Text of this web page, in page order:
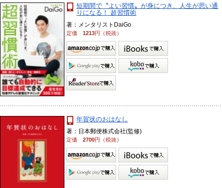
短期間で〝よい習慣〟が身につき、人生が思い通
りになる！ 超習慣術
著：メンタリストDaiGo
定価1213円（税抜）
年賀状のおはなし
著：日本郵便株式会社(監修)
定価2700円（税抜）